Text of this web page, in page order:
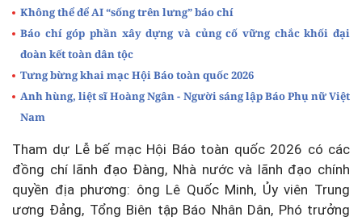
Không thể để AI “sống trên lưng” báo chí
Báo chí góp phần xây dựng và củng cố vững chắc khối đại
đoàn kết toàn dân tộc
Tưng bừng khai mạc Hội Báo toàn quốc 2026
Anh hùng, liệt sĩ Hoàng Ngân - Người sáng lập Báo Phụ nữ Việt
Nam
Tham dự Lễ bế mạc Hội Báo toàn quốc 2026 có các
đồng chí lãnh đạo Đàng, Nhà nước và lãnh đạo chính
quyền địa phương: ông Lê Quốc Minh, Ủy viên Trung
ương Đảng, Tổng Biên tập Báo Nhân Dân, Phó trưởng